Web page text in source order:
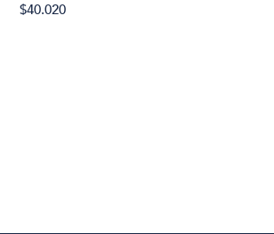
$40.020